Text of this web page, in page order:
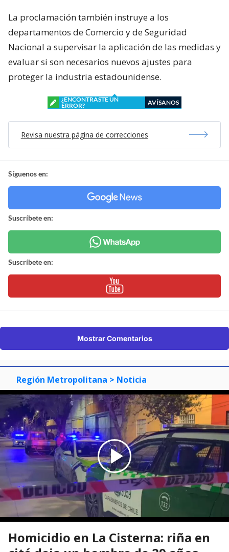
La proclamación también instruye a los
departamentos de Comercio y de Seguridad
Nacional a supervisar la aplicación de las medidas y
evaluar si son necesarios nuevos ajustes para
proteger la industria estadounidense.
¿ENCONTRASTE UN
ERROR?
AVÍSANOS
Revisa nuestra página de correcciones
Síguenos en:
Suscríbete en:
Suscríbete en:
Mostrar Comentarios
Región Metropolitana > Noticia
Homicidio en La Cisterna: riña en